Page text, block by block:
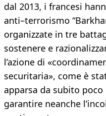
dal 2013, i francesi
anti–terrorismo
organizzate in tre
sostenere e
l’azione di
securitaria», come è
apparsa da subito
garantire neanche